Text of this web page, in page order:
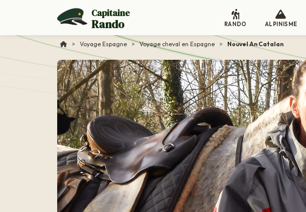
Capitaine
Rando RANDO ALPINISME
> Voyage Espagne > Voyage cheval en Espagne > Nouvel An Catalan